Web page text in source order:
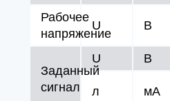
Рабочее
напряжение
U В
Заданный
сигнал
U В
л мA